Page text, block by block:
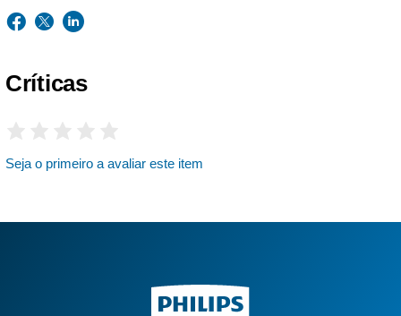
Críticas
Seja o primeiro a avaliar este item